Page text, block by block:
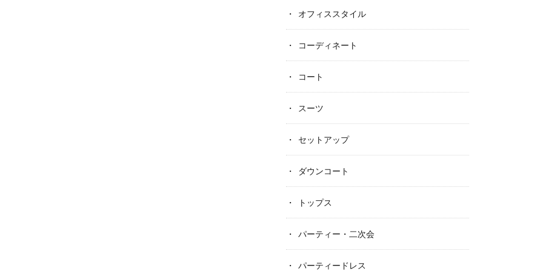
オフィススタイル
コーディネート
コート
スーツ
セットアップ
ダウンコート
トップス
パーティー・二次会
パーティードレス